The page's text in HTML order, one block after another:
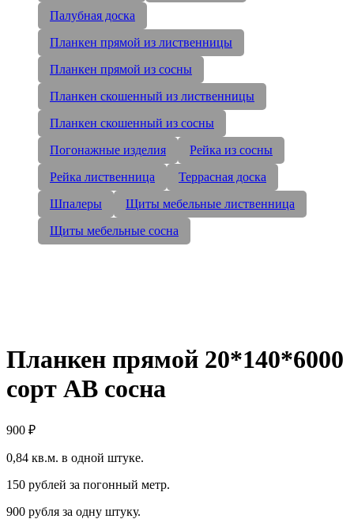
Палубная доска
Планкен прямой из лиственницы
Планкен прямой из сосны
Планкен скошенный из лиственницы
Планкен скошенный из сосны
Погонажные изделия
Рейка из сосны
Рейка лиственница
Террасная доска
Шпалеры
Щиты мебельные лиственница
Щиты мебельные сосна
Планкен прямой 20*140*6000
сорт AB сосна
900 ₽
0,84 кв.м. в одной штуке.
150 рублей за погонный метр.
900 рубля за одну штуку.